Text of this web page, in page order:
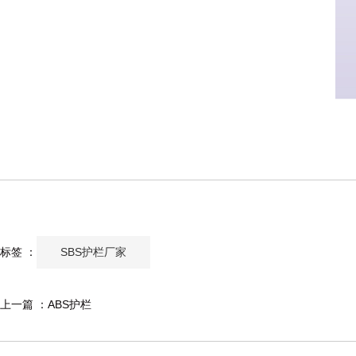
标签 ： SBS护栏厂家
上一篇 ： ABS护栏